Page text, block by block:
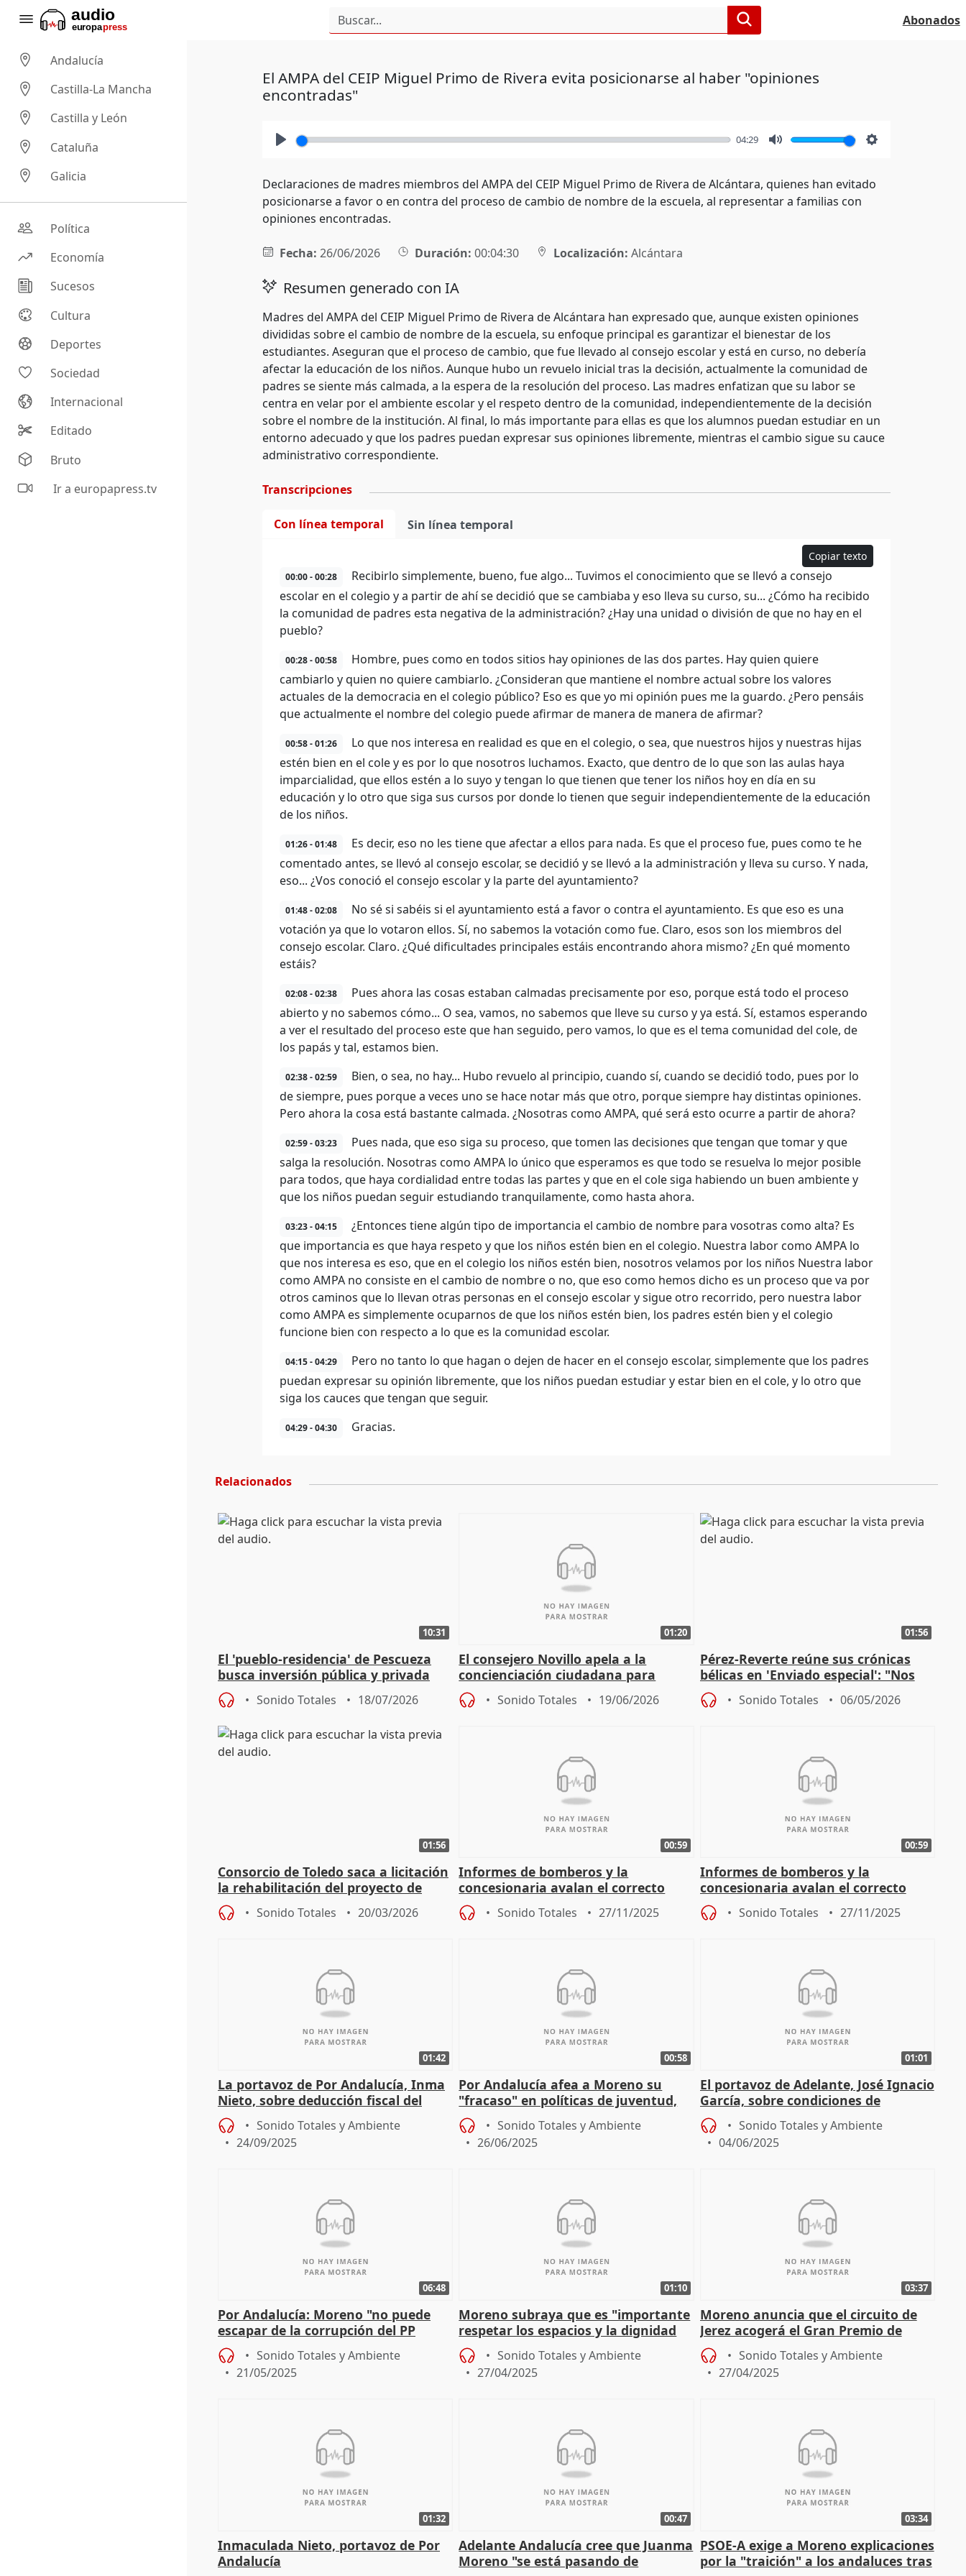
Abonados
Andalucía
Castilla-La Mancha
Castilla y León
Cataluña
Galicia
Política
Economía
Sucesos
Cultura
Deportes
Sociedad
Internacional
Editado
Bruto
Ir a europapress.tv
El AMPA del CEIP Miguel Primo de Rivera evita posicionarse al haber "opiniones
encontradas"
04:29
Declaraciones de madres miembros del AMPA del CEIP Miguel Primo de Rivera de Alcántara, quienes han evitado
posicionarse a favor o en contra del proceso de cambio de nombre de la escuela, al representar a familias con
opiniones encontradas.
Fecha: 26/06/2026 Duración: 00:04:30 Localización: Alcántara
Resumen generado con IA
Madres del AMPA del CEIP Miguel Primo de Rivera de Alcántara han expresado que, aunque existen opiniones
divididas sobre el cambio de nombre de la escuela, su enfoque principal es garantizar el bienestar de los
estudiantes. Aseguran que el proceso de cambio, que fue llevado al consejo escolar y está en curso, no debería
afectar la educación de los niños. Aunque hubo un revuelo inicial tras la decisión, actualmente la comunidad de
padres se siente más calmada, a la espera de la resolución del proceso. Las madres enfatizan que su labor se
centra en velar por el ambiente escolar y el respeto dentro de la comunidad, independientemente de la decisión
sobre el nombre de la institución. Al final, lo más importante para ellas es que los alumnos puedan estudiar en un
entorno adecuado y que los padres puedan expresar sus opiniones libremente, mientras el cambio sigue su cauce
administrativo correspondiente.
Transcripciones
Con línea temporal Sin línea temporal
Copiar texto
00:00 - 00:28
Recibirlo simplemente, bueno, fue algo... Tuvimos el conocimiento que se llevó a consejo
escolar en el colegio y a partir de ahí se decidió que se cambiaba y eso lleva su curso, su... ¿Cómo ha recibido
la comunidad de padres esta negativa de la administración? ¿Hay una unidad o división de que no hay en el
pueblo?
00:28 - 00:58
Hombre, pues como en todos sitios hay opiniones de las dos partes. Hay quien quiere
cambiarlo y quien no quiere cambiarlo. ¿Consideran que mantiene el nombre actual sobre los valores
actuales de la democracia en el colegio público? Eso es que yo mi opinión pues me la guardo. ¿Pero pensáis
que actualmente el nombre del colegio puede afirmar de manera de manera de afirmar?
00:58 - 01:26
Lo que nos interesa en realidad es que en el colegio, o sea, que nuestros hijos y nuestras hijas
estén bien en el cole y es por lo que nosotros luchamos. Exacto, que dentro de lo que son las aulas haya
imparcialidad, que ellos estén a lo suyo y tengan lo que tienen que tener los niños hoy en día en su
educación y lo otro que siga sus cursos por donde lo tienen que seguir independientemente de la educación
de los niños.
01:26 - 01:48
Es decir, eso no les tiene que afectar a ellos para nada. Es que el proceso fue, pues como te he
comentado antes, se llevó al consejo escolar, se decidió y se llevó a la administración y lleva su curso. Y nada,
eso... ¿Vos conoció el consejo escolar y la parte del ayuntamiento?
01:48 - 02:08
No sé si sabéis si el ayuntamiento está a favor o contra el ayuntamiento. Es que eso es una
votación ya que lo votaron ellos. Sí, no sabemos la votación como fue. Claro, esos son los miembros del
consejo escolar. Claro. ¿Qué dificultades principales estáis encontrando ahora mismo? ¿En qué momento
estáis?
02:08 - 02:38
Pues ahora las cosas estaban calmadas precisamente por eso, porque está todo el proceso
abierto y no sabemos cómo... O sea, vamos, no sabemos que lleve su curso y ya está. Sí, estamos esperando
a ver el resultado del proceso este que han seguido, pero vamos, lo que es el tema comunidad del cole, de
los papás y tal, estamos bien.
02:38 - 02:59
Bien, o sea, no hay... Hubo revuelo al principio, cuando sí, cuando se decidió todo, pues por lo
de siempre, pues porque a veces uno se hace notar más que otro, porque siempre hay distintas opiniones.
Pero ahora la cosa está bastante calmada. ¿Nosotras como AMPA, qué será esto ocurre a partir de ahora?
02:59 - 03:23
Pues nada, que eso siga su proceso, que tomen las decisiones que tengan que tomar y que
salga la resolución. Nosotras como AMPA lo único que esperamos es que todo se resuelva lo mejor posible
para todos, que haya cordialidad entre todas las partes y que en el cole siga habiendo un buen ambiente y
que los niños puedan seguir estudiando tranquilamente, como hasta ahora.
03:23 - 04:15
¿Entonces tiene algún tipo de importancia el cambio de nombre para vosotras como alta? Es
que importancia es que haya respeto y que los niños estén bien en el colegio. Nuestra labor como AMPA lo
que nos interesa es eso, que en el colegio los niños estén bien, nosotros velamos por los niños Nuestra labor
como AMPA no consiste en el cambio de nombre o no, que eso como hemos dicho es un proceso que va por
otros caminos que lo llevan otras personas en el consejo escolar y sigue otro recorrido, pero nuestra labor
como AMPA es simplemente ocuparnos de que los niños estén bien, los padres estén bien y el colegio
funcione bien con respecto a lo que es la comunidad escolar.
04:15 - 04:29
Pero no tanto lo que hagan o dejen de hacer en el consejo escolar, simplemente que los padres
puedan expresar su opinión libremente, que los niños puedan estudiar y estar bien en el cole, y lo otro que
siga los cauces que tengan que seguir.
04:29 - 04:30 Gracias.
Relacionados
10:31
El 'pueblo-residencia' de Pescueza
busca inversión pública y privada
para construir viviendas
Sonido Totales 18/07/2026
01:20
El consejero Novillo apela a la
concienciación ciudadana para
evitar tragedias en pantano San
Juan Sonido Totales 19/06/2026
01:56
Pérez-Reverte reúne sus crónicas
bélicas en 'Enviado especial': "Nos
están tapando la guerra"
Sonido Totales 06/05/2026
01:56
Consorcio de Toledo saca a licitación
la rehabilitación del proyecto de
Alamillos del Tránsito
Sonido Totales 20/03/2026
00:59
Informes de bomberos y la
concesionaria avalan el correcto
funcionamiento de hidrantes en
MéridaSonido Totales 27/11/2025
00:59
Informes de bomberos y la
concesionaria avalan el correcto
funcionamiento de hidrantes en
MéridaSonido Totales 27/11/2025
01:42
La portavoz de Por Andalucía, Inma
Nieto, sobre deducción fiscal del
gasto veterinario en mascotas
Sonido Totales y Ambiente
24/09/2025
00:58
Por Andalucía afea a Moreno su
"fracaso" en políticas de juventud,
que "amplía la puerta grande" a l
Sonido Totales y Ambiente
26/06/2025
01:01
El portavoz de Adelante, José Ignacio
García, sobre condiciones de
bomberos forestales
Sonido Totales y Ambiente
04/06/2025
06:48
Por Andalucía: Moreno "no puede
escapar de la corrupción del PP
aunque limite visita al Parlamento"
Sonido Totales y Ambiente
21/05/2025
01:10
Moreno subraya que es "importante
respetar los espacios y la dignidad
de un puesto".
Sonido Totales y Ambiente
27/04/2025
03:37
Moreno anuncia que el circuito de
Jerez acogerá el Gran Premio de
MotoGP hasta 2031.
Sonido Totales y Ambiente
27/04/2025
01:32
Inmaculada Nieto, portavoz de Por
Andalucía
00:47
Adelante Andalucía cree que Juanma
Moreno "se está pasando de
03:34
PSOE-A exige a Moreno explicaciones
por la "traición" a los andaluces tras